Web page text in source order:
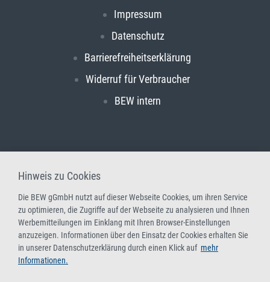
Impressum
Datenschutz
Barrierefreiheitserklärung
Widerruf für Verbraucher
BEW intern
Hinweis zu Cookies
Die BEW gGmbH nutzt auf dieser Webseite Cookies, um ihren Service
zu optimieren, die Zugriffe auf der Webseite zu analysieren und Ihnen
Werbemitteilungen im Einklang mit Ihren Browser-Einstellungen
anzuzeigen. Informationen über den Einsatz der Cookies erhalten Sie
in unserer Datenschutzerklärung durch einen Klick auf mehr
Informationen.